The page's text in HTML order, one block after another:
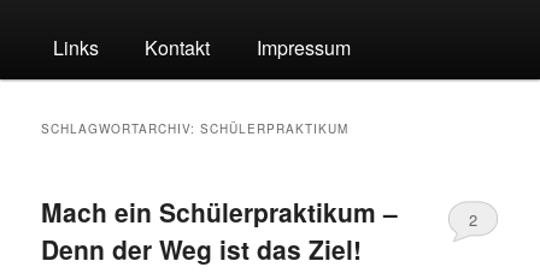
Links Kontakt Impressum
SCHLAGWORTARCHIV:SCHÜLERPRAKTIKUM
Mach ein Schülerpraktikum –
Denn der Weg ist das Ziel!
2